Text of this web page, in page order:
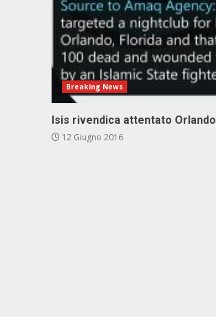
Breaking News
Isis rivendica attentato Orlando
12 Giugno 2016